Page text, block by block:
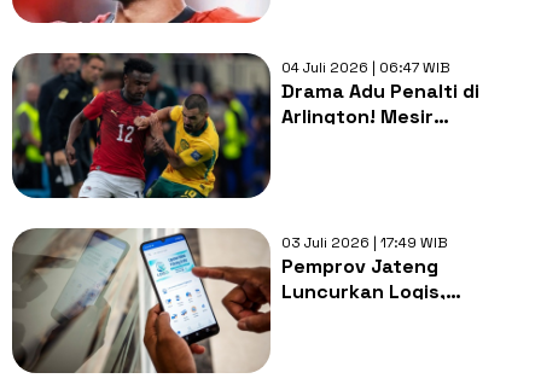
04 Juli 2026 | 06:47 WIB
Drama Adu Penalti di
Arlington! Mesir
03 Juli 2026 | 17:49 WIB
Pemprov Jateng
Luncurkan Logis,